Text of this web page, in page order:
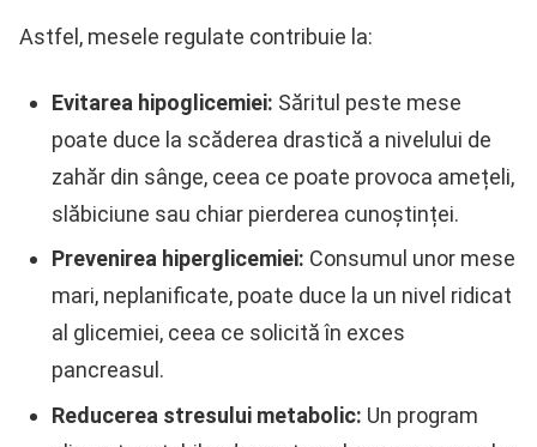
Astfel, mesele regulate contribuie la:
Evitarea hipoglicemiei: Săritul peste mese
poate duce la scăderea drastică a nivelului de
zahăr din sânge, ceea ce poate provoca amețeli,
slăbiciune sau chiar pierderea cunoștinței.
Prevenirea hiperglicemiei: Consumul unor mese
mari, neplanificate, poate duce la un nivel ridicat
al glicemiei, ceea ce solicită în exces
pancreasul.
Reducerea stresului metabolic: Un program